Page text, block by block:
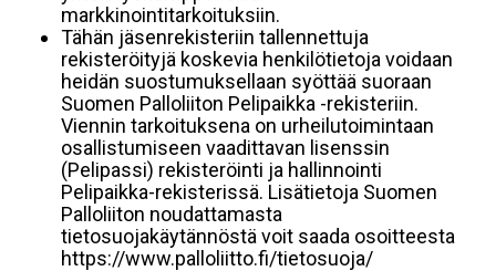
markkinointitarkoituksiin.
Tähän jäsenrekisteriin tallennettuja
rekisteröityjä koskevia henkilötietoja voidaan
heidän suostumuksellaan syöttää suoraan
Suomen Palloliiton Pelipaikka -rekisteriin.
Viennin tarkoituksena on urheilutoimintaan
osallistumiseen vaadittavan lisenssin
(Pelipassi) rekisteröinti ja hallinnointi
Pelipaikka-rekisterissä. Lisätietoja Suomen
Palloliiton noudattamasta
tietosuojakäytännöstä voit saada osoitteesta
https://www.palloliitto.fi/tietosuoja/